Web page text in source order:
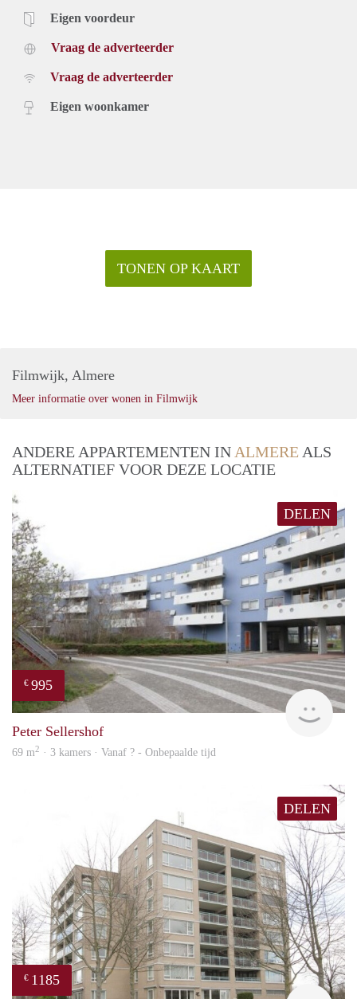
Eigen voordeur
Vraag de adverteerder
Vraag de adverteerder
Eigen woonkamer
TONEN OP KAART
Filmwijk, Almere
Meer informatie over wonen in Filmwijk
ANDERE APPARTEMENTEN IN ALMERE ALS
ALTERNATIEF VOOR DEZE LOCATIE
DELEN
€ 995
Peter Sellershof
69 m2 · 3 kamers · Vanaf ? - Onbepaalde tijd
DELEN
€ 1185